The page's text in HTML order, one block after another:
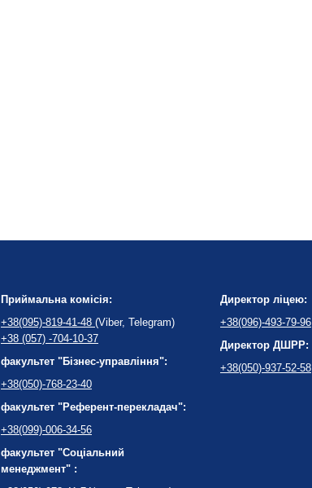
Приймальна комісія:
+38(095)-819-41-48 (Viber, Telegram)
+38 (057) -704-10-37
факультет "Бізнес-управління":
+38(050)-768-23-40
факультет "Референт-перекладач":
+38(099)-006-34-56
факультет "Соціальний
менеджмент" :
Директор ліцею:
+38(096)-493-79-96
Директор ДШРР:
+38(050)-937-52-58